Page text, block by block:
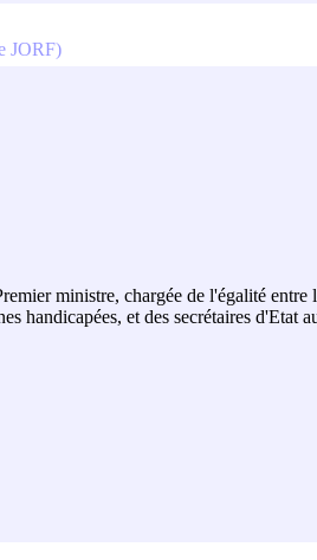
ministre, chargée de l'égalité entre
handicapées, et des secrétaires d'Etat
JORF)